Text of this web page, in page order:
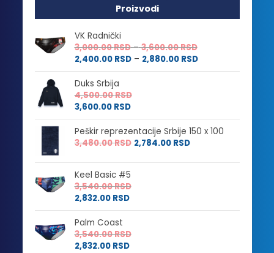
Proizvodi
VK Radnički
3,000.00RSD – 3,600.00RSDRaspon
cena:
od
2,400.00 RSD – 2,880.00 RSDRaspon
cena:
2,880.00 RSD
Duks Srbija
4,500.00RSD
3,600.00 RSD
Peškir reprezentacije Srbije 150 x 100
3,480.00RSD 2,784.00 RSD
Keel Basic #5
3,540.00RSD
2,832.00 RSD
Palm Coast
3,540.00RSD
2,832.00 RSD